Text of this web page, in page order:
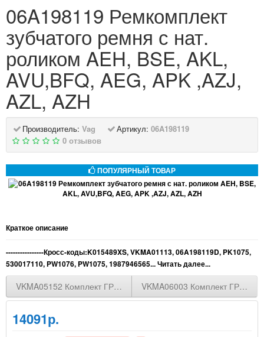
06A198119 Ремкомплект
зубчатого ремня с нат.
роликом AEH, BSE, AKL,
AVU,BFQ, AEG, APK ,AZJ,
AZL, AZH
Производитель: Vag Артикул: 06A198119
0 отзывов
ПОПУЛЯРНЫЙ ТОВАР
Краткое описание
----------------Кросс-коды:K015489XS, VKMA01113, 06A198119D, PK1075,
530017110, PW1076, PW1075, 1987946565...Читать далее...
VKMA05152 Комплект ГРМ ремень [162 зуб.,20mm] + 3
VKMA06003 Комплект ГРМ
14091р.